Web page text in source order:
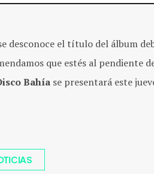
desconoce el título del álbum
que estés al pendiente
Bahía se presentará este